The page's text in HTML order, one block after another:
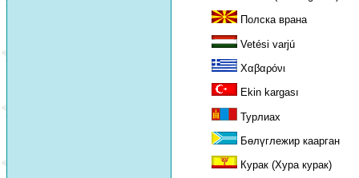
Полска врана
Vetési varjú
Χαβαρόνι
Ekin kargası
Турлиах
Бөлүглежир каарган
Курак (Хура курак)